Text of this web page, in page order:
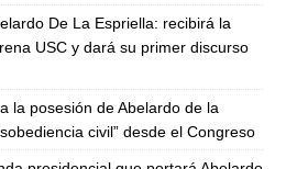
De La Espriella: recibirá la
USC y dará su primer discurso
la posesión de Abelardo de la
civil” desde el Congreso